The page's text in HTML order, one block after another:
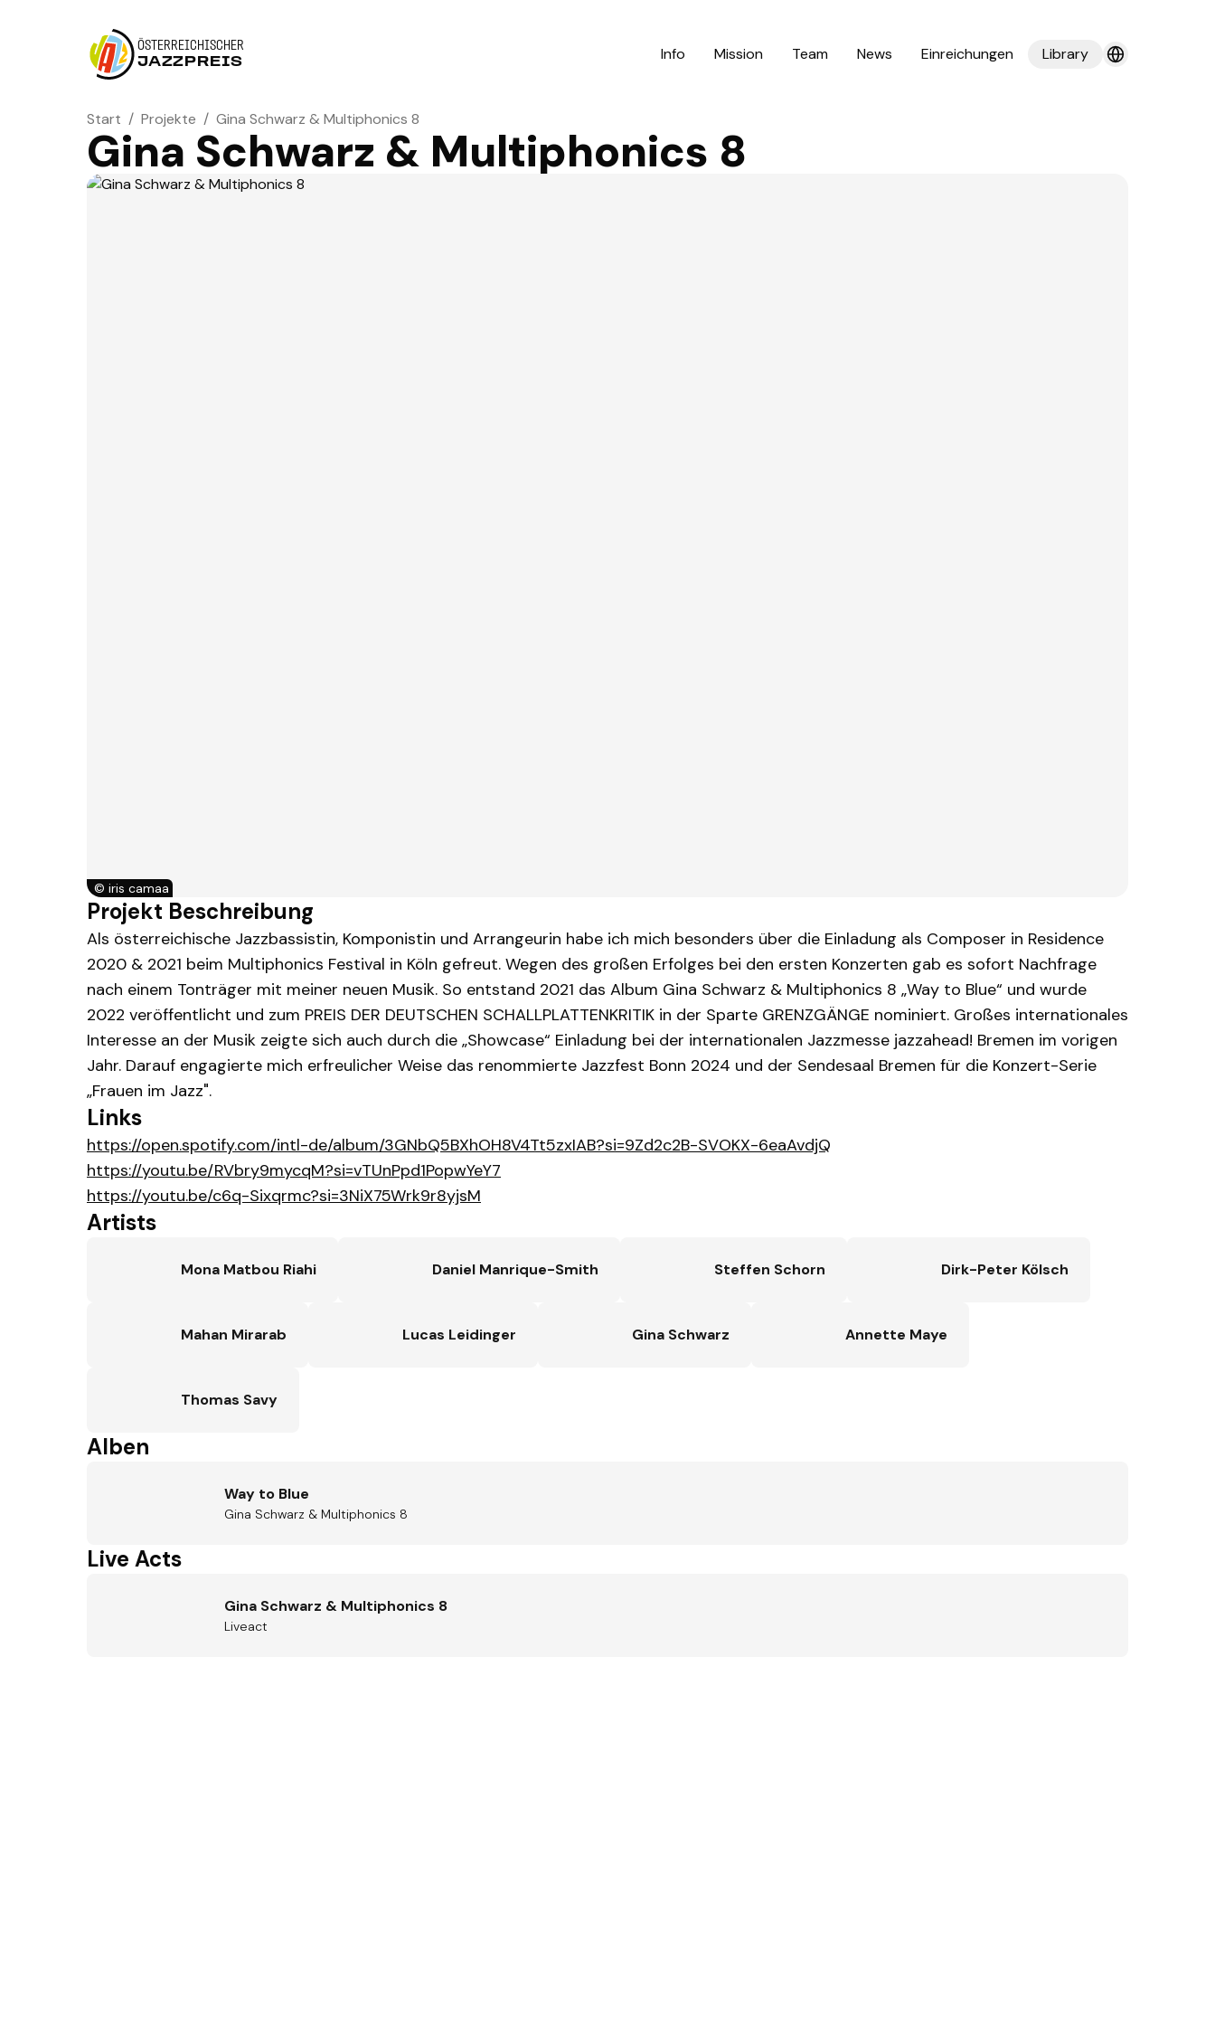
ÖSTERREICHISCHER
JAZZPREIS
Info Mission Team News Einreichungen Library
Start / Projekte / Gina Schwarz & Multiphonics 8
Gina Schwarz & Multiphonics 8
© iris camaa
Projekt Beschreibung
Als österreichische Jazzbassistin, Komponistin und Arrangeurin habe ich mich besonders über die Einladung als Composer in Residence
2020 & 2021 beim Multiphonics Festival in Köln gefreut. Wegen des großen Erfolges bei den ersten Konzerten gab es sofort Nachfrage
nach einem Tonträger mit meiner neuen Musik. So entstand 2021 das Album Gina Schwarz & Multiphonics 8 „Way to Blue“ und wurde
2022 veröffentlicht und zum PREIS DER DEUTSCHEN SCHALLPLATTENKRITIK in der Sparte GRENZGÄNGE nominiert. Großes internationales
Interesse an der Musik zeigte sich auch durch die „Showcase“ Einladung bei der internationalen Jazzmesse jazzahead! Bremen im vorigen
Jahr. Darauf engagierte mich erfreulicher Weise das renommierte Jazzfest Bonn 2024 und der Sendesaal Bremen für die Konzert-Serie
„Frauen im Jazz".
Links
https://open.spotify.com/intl-de/album/3GNbQ5BXhOH8V4Tt5zxIAB?si=9Zd2c2B-SVOKX-6eaAvdjQ
https://youtu.be/RVbry9mycqM?si=vTUnPpd1PopwYeY7
https://youtu.be/c6q-Sixqrmc?si=3NiX75Wrk9r8yjsM
Artists
Mona Matbou Riahi Daniel Manrique-Smith Steffen Schorn Dirk-Peter Kölsch
Mahan Mirarab Lucas Leidinger Gina Schwarz Annette Maye
Thomas Savy
Alben
Way to Blue
Gina Schwarz & Multiphonics 8
Live Acts
Gina Schwarz & Multiphonics 8
Liveact